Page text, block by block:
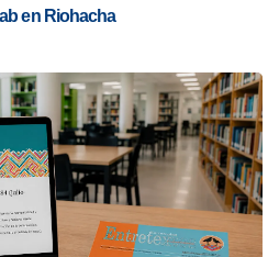
en Riohacha